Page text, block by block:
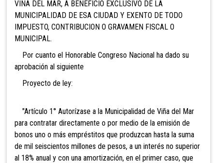
VIÑA DEL MAR, A BENEFICIO EXCLUSIVO DE LA
MUNICIPALIDAD DE ESA CIUDAD Y EXENTO DE TODO
IMPUESTO, CONTRIBUCION O GRAVAMEN FISCAL O
MUNICIPAL.
Por cuanto el Honorable Congreso Nacional ha dado su
aprobación al siguiente
Proyecto de ley:
"Artículo 1° Autorízase a la Municipalidad de Viña del Mar
para contratar directamente o por medio de la emisión de
bonos uno o más empréstitos que produzcan hasta la suma
de mil seiscientos millones de pesos, a un interés no superior
al 18% anual y con una amortización, en el primer caso, que